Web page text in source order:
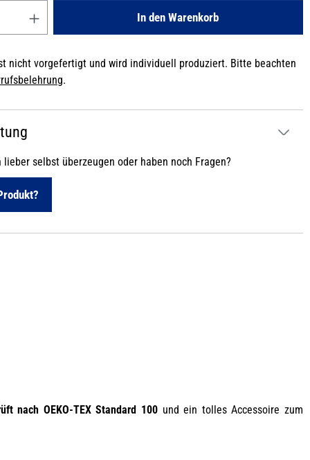
In den Warenkorb
nicht vorgefertigt und wird individuell produziert. Bitte beachten
.
lieber selbst überzeugen oder haben noch Fragen?
nach OEKO-TEX Standard 100 und ein tolles Accessoire zum